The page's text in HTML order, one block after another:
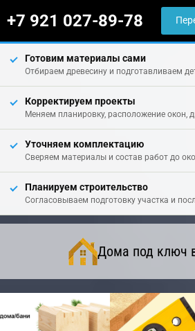
+7 921 027-89-78
Готовим материалы сами
Отбираем древесину и подготавливаем
Корректируем проекты
Меняем планировку, расположение окон,
Уточняем комплектацию
Сверяем материалы и состав работ до
Планируем строительство
Согласовываем подготовку участка и
Дома под ключ